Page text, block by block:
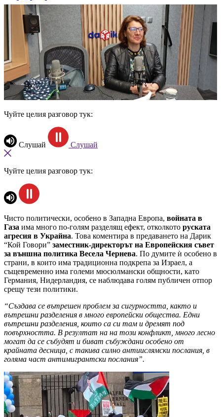
Чуйте целия разговор тук:
Слушай Слушай
Чуйте целия разговор тук:
Чисто политически, особено в Западна Европа, войната в
Газа има много по-голям разделящ ефект, отколкото руската
агресия в Украйна. Това коментира в предаването на Дарик
“Кой Говори” заместник-директорът на Европейския съвет
за външна политика Весела Чернева. По думите ѝ особено в
страни, в които има традиционна подкрепа за Израел, а
същевременно има големи мюсюлмански общности, като
Германия, Нидерландия, се наблюдава голям публичен отпор
срещу тези политики.
“Създава се вътрешен проблем за сигурността, както и
вътрешни разделения в много европейски общества. Едни
вътрешни разделения, които са си там и дремят под
повърхността. В резултат на на този конфликт, много лесно
могат да се събудят и биват събуждани особено от
крайната десница, с такива силно антиислямски послания, в
голяма част антимигрантски послания”.